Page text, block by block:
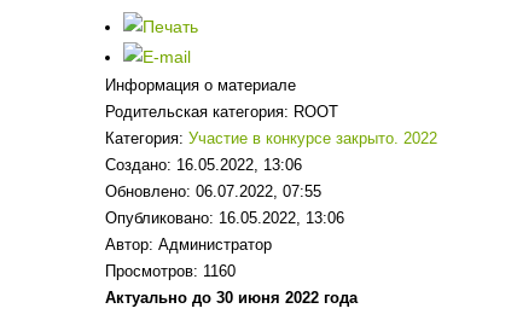
Информация о материале
Родительская категория: ROOT
Категория: Участие в конкурсе закрыто. 2022
Создано: 16.05.2022, 13:06
Обновлено: 06.07.2022, 07:55
Опубликовано: 16.05.2022, 13:06
Автор: Администратор
Просмотров: 1160
Актуально до 30 июня 2022 года